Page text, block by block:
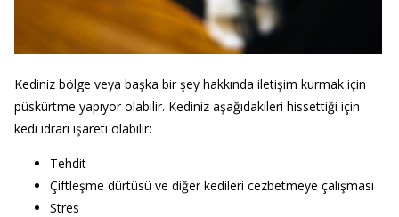
Kediniz bölge veya başka bir şey hakkında iletişim kurmak için
püskürtme yapıyor olabilir. Kediniz aşağıdakileri hissettiği için
kedi idrarı işareti olabilir:
Tehdit
Çiftleşme dürtüsü ve diğer kedileri cezbetmeye çalışması
Stres